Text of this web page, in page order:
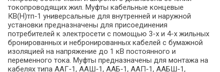
токопроводящих жил. Муфты кабельные концевые
КВ(Н)тп-1 универсальные для внутренней и наружной
установки предназначены для присоединения
потребителей к электросети с помощью 3-х и 4-х жильных
бронированных и небронированных кабелей с бумажной
изоляцией на напряжение до 1 кВ постоянного и
переменного тока. Муфты предназначены для монтажа на
кабелях типа ААГ-1, ААШ-1, ААБ-1, ААП-1, ААБШ-1,